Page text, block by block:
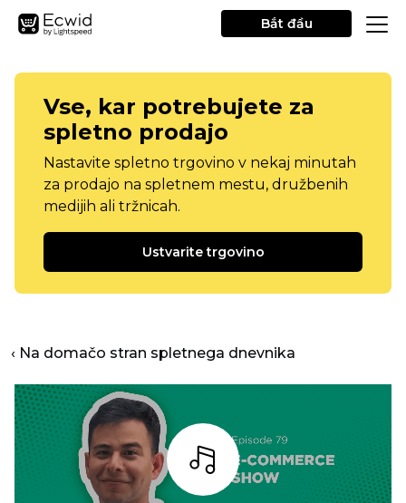
Bắt đầu
Vse, kar potrebujete za
spletno prodajo
Nastavite spletno trgovino v nekaj minutah
za prodajo na spletnem mestu, družbenih
medijih ali tržnicah.
Ustvarite trgovino
‹ Na domačo stran spletnega dnevnika